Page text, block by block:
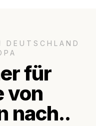
DEUTSCHLAND
für
von
nach..